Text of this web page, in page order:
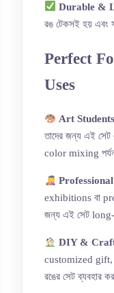
Durable &
রঙ টেকসই হয় এবং
Perfect
Uses
Art
তাদের জন্য এই
color mixing
exhibitions বা
জন্য এই সেট
DIY &
customized gift,
রঙের সেট ব্যবহার